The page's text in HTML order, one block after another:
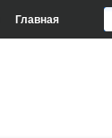
Главная